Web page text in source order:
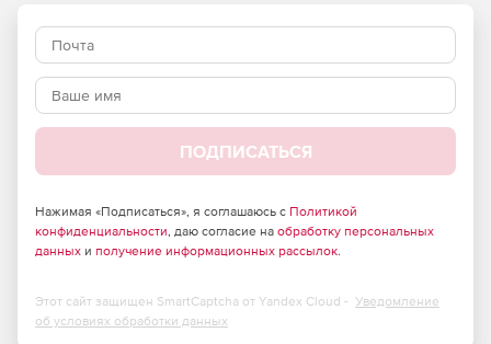
ПОДПИСАТЬСЯ
Нажимая «Подписаться», я соглашаюсь с Политикой
конфиденциальности, даю согласие на обработку персональных
данных и получение информационных рассылок.
Этот сайт защищен SmartCaptcha от Yandex Cloud - Уведомление
об условиях обработки данных